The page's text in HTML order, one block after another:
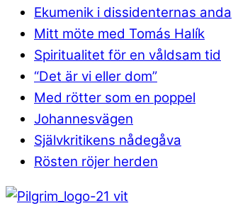
Ekumenik i dissidenternas anda
Mitt möte med Tomás Halík
Spiritualitet för en våldsam tid
“Det är vi eller dom”
Med rötter som en poppel
Johannesvägen
Självkritikens nådegåva
Rösten röjer herden